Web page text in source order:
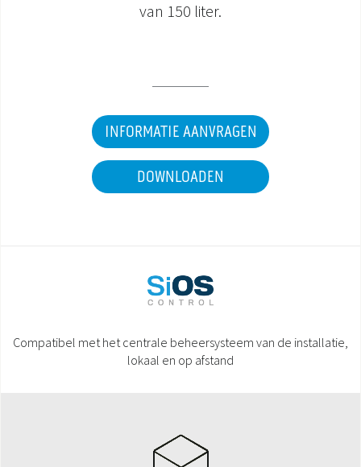
van 150 liter.
INFORMATIE AANVRAGEN
DOWNLOADEN
Compatibel met het centrale beheersysteem van de installatie,
lokaal en op afstand